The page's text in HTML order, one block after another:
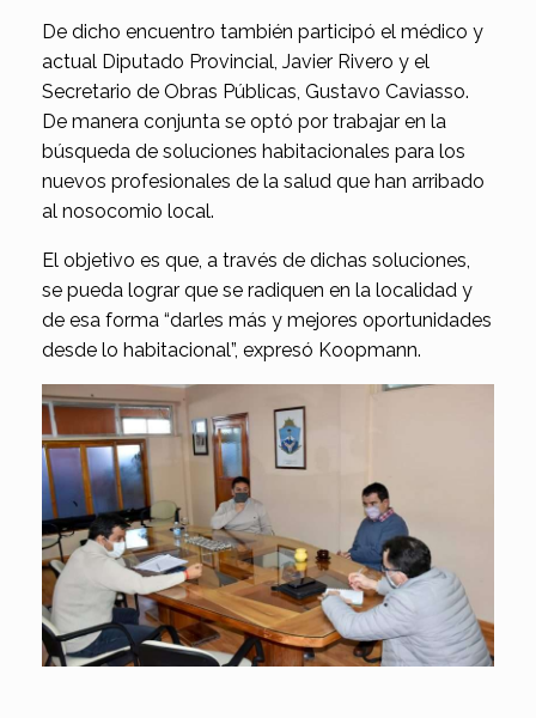
De dicho encuentro también participó el médico y
actual Diputado Provincial, Javier Rivero y el
Secretario de Obras Públicas, Gustavo Caviasso.
De manera conjunta se optó por trabajar en la
búsqueda de soluciones habitacionales para los
nuevos profesionales de la salud que han arribado
al nosocomio local.
El objetivo es que, a través de dichas soluciones,
se pueda lograr que se radiquen en la localidad y
de esa forma “darles más y mejores oportunidades
desde lo habitacional”, expresó Koopmann.